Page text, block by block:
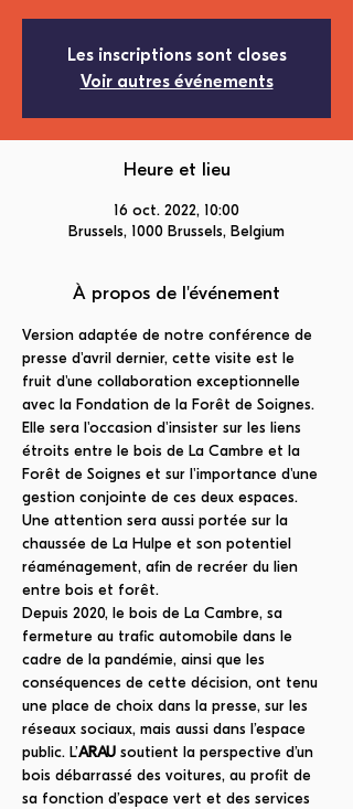
Les inscriptions sont closes
Voir autres événements
Heure et lieu
16 oct. 2022, 10:00
Brussels, 1000 Brussels, Belgium
À propos de l'événement
Version adaptée de notre conférence de
presse d'avril dernier, cette visite est le
fruit d'une collaboration exceptionnelle
avec la Fondation de la Forêt de Soignes.
Elle sera l'occasion d'insister sur les liens
étroits entre le bois de La Cambre et la
Forêt de Soignes et sur l'importance d'une
gestion conjointe de ces deux espaces.
Une attention sera aussi portée sur la
chaussée de La Hulpe et son potentiel
réaménagement, afin de recréer du lien
entre bois et forêt.
Depuis 2020, le bois de La Cambre, sa
fermeture au trafic automobile dans le
cadre de la pandémie, ainsi que les
conséquences de cette décision, ont tenu
une place de choix dans la presse, sur les
réseaux sociaux, mais aussi dans l’espace
public. L’ARAU soutient la perspective d’un
bois débarrassé des voitures, au profit de
sa fonction d’espace vert et des services